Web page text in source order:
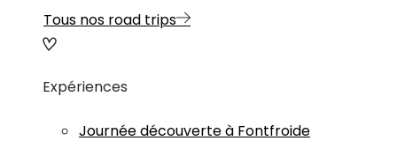
Tous nos road trips
Expériences
Journée découverte à Fontfroide